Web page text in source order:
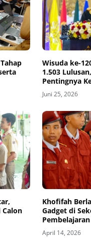
Wisuda ke-
1.503
Pentingnya
Adaptasi
Juni 25, 2026
Khofifah
Gadget di
April 14, 2026